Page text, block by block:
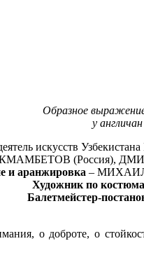
Образное
у
искусств
(Россия),
и аранжировка –
Художник по
Балетмейстер-
о доброте, о